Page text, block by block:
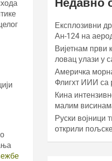
Недавно
Експлозивни
Ан-124 на
Вијетнам први
ловац улази у
Америчка
Флигхт ИИИ
Кина
малим
Руски војници
открили